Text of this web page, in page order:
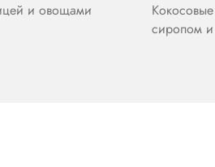
и овощами
сиропом